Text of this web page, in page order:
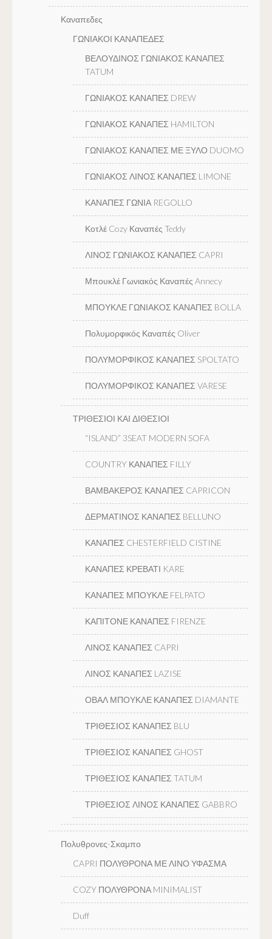
Καναπεδες
ΓΩΝΙΑΚΟΙ ΚΑΝΑΠΕΔΕΣ
ΒΕΛΟΥΔΙΝΟΣ ΓΩΝΙΑΚΟΣ ΚΑΝΑΠΕΣ
TATUM
ΓΩΝΙΑΚΟΣ ΚΑΝΑΠΕΣ DREW
ΓΩΝΙΑΚΟΣ ΚΑΝΑΠΕΣ HAMILTON
ΓΩΝΙΑΚΟΣ ΚΑΝΑΠΕΣ ΜΕ ΞΥΛΟ DUOMO
ΓΩΝΙΑΚΟΣ ΛΙΝΟΣ ΚΑΝΑΠΕΣ LIMONE
ΚΑΝΑΠΕΣ ΓΩΝΙΑ REGOLLO
Κοτλέ Cozy Καναπές Teddy
ΛΙΝΟΣ ΓΩΝΙΑΚΟΣ ΚΑΝΑΠΕΣ CAPRI
Μπουκλέ Γωνιακός Καναπές Annecy
ΜΠΟΥΚΛΕ ΓΩΝΙΑΚΟΣ ΚΑΝΑΠΕΣ BOLLA
Πολυμορφικός Καναπές Oliver
ΠΟΛΥΜΟΡΦΙΚΟΣ ΚΑΝΑΠΕΣ SPOLTATO
ΠΟΛΥΜΟΡΦΙΚΟΣ ΚΑΝΑΠΕΣ VARESE
ΤΡΙΘΕΣΙΟΙ ΚΑΙ ΔΙΘΕΣΙΟΙ
“ISLAND” 3SEAT MODERN SOFA
COUNTRY ΚΑΝΑΠΕΣ FILLY
ΒΑΜΒΑΚΕΡΟΣ ΚΑΝΑΠΕΣ CAPRICON
ΔΕΡΜΑΤΙΝΟΣ ΚΑΝΑΠΕΣ BELLUNO
ΚΑΝΑΠΕΣ CHESTERFIELD CISTINE
ΚΑΝΑΠΕΣ ΚΡΕΒΑΤΙ KARE
ΚΑΝΑΠΕΣ ΜΠΟΥΚΛΕ FELPATO
ΚΑΠΙΤΟΝΕ ΚΑΝΑΠΕΣ FIRENZE
ΛΙΝΟΣ ΚΑΝΑΠΕΣ CAPRI
ΛΙΝΟΣ ΚΑΝΑΠΕΣ LAZISE
ΟΒΑΛ ΜΠΟΥΚΛΕ ΚΑΝΑΠΕΣ DIAMANTE
ΤΡΙΘΕΣΙΟΣ ΚΑΝΑΠΕΣ BLU
ΤΡΙΘΕΣΙΟΣ ΚΑΝΑΠΕΣ GHOST
ΤΡΙΘΕΣΙΟΣ ΚΑΝΑΠΕΣ TATUM
ΤΡΙΘΕΣΙΟΣ ΛΙΝΟΣ ΚΑΝΑΠΕΣ GABBRO
Πολυθρονες-Σκαμπο
CAPRI ΠΟΛΥΘΡΟΝΑ ΜΕ ΛΙΝΟ ΥΦΑΣΜΑ
COZY ΠΟΛΥΘΡΟΝΑ MINIMALIST
Duff